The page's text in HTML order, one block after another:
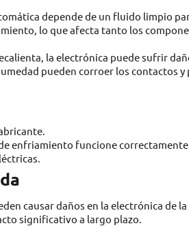
depende de un fluido limpio
lo que afecta tanto los
la electrónica puede sufrir
pueden corroer los contactos
enfriamiento funcione correctamente.
causar daños en la electrónica de
significativo a largo plazo.